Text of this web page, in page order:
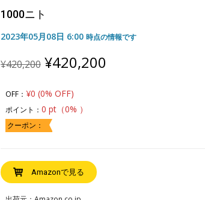
1000ニト
2023年05月08日 6:00 時点の情報です
¥420,200 Original
price
was:
¥420,200.
¥420,200
OFF： ¥0 (0% OFF)
ポイント： 0 pt（0% ）
クーポン：
Amazonで見る